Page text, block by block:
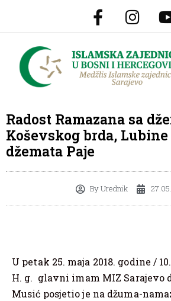
Radost Ramazana sa
Koševskog brda,
džemata Paje
ByUrednik
U petak 25. maja 2018. godine /
H. g. glavni imam MIZ Sarajevo
Musić posjetio je na džuma-